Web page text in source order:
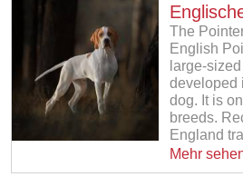
The
English
large-
developed
dog. It is
breeds.
England
Mehr